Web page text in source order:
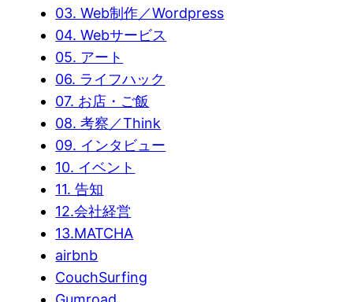
03. Web制作／Wordpress
04. Webサービス
05. アート
06. ライフハック
07. お店・ご飯
08. 考察／Think
09. インタビュー
10. イベント
11. 告知
12.会社経営
13.MATCHA
airbnb
CouchSurfing